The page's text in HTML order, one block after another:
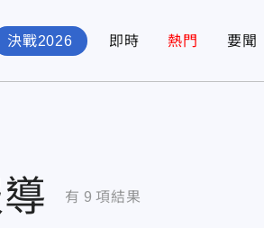
決戰2026 即時 熱門 要聞
有 9 項結果